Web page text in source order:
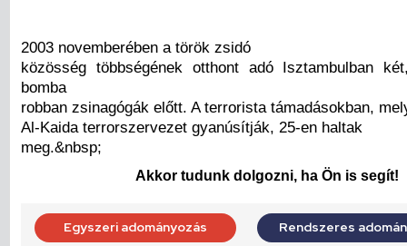
2003 novemberében a török zsidó
közösség többségének otthont adó Isztambulban
bomba
robban zsinagógák előtt. A terrorista támadásokban,
Al-Kaida terrorszervezet gyanúsítják, 25-en haltak
meg.&nbsp;
Akkor tudunk dolgozni, ha Ön is segít!